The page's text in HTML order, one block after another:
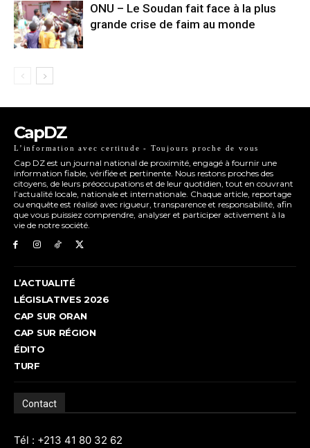
ONU – Le Soudan fait face à la plus
grande crise de faim au monde
CapDZ
L’information avec certitude - Toujours proche de vous
Cap DZ est un journal national de proximité, engagé à fournir une
information fiable, vérifiée et pertinente. Nous restons proches des
citoyens, de leurs préoccupations et de leur quotidien, tout en couvrant
l’actualité locale, nationale et internationale. Chaque article, reportage
ou enquête est réalisé avec rigueur, transparence et responsabilité, afin
que vous puissiez comprendre, analyser et participer activement à la
vie de notre société.
L’ACTUALITÉ
LÉGISLATIVES 2026
CAP SUR ORAN
CAP SUR RÉGION
ÉDITO
TURF
Contact
Tél : +213 41 80 32 62